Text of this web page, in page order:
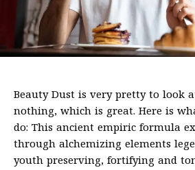
Beauty Dust is very pretty to look
nothing, which is great. Here is
do: This ancient empiric formula
through alchemizing elements
youth preserving, fortifying and